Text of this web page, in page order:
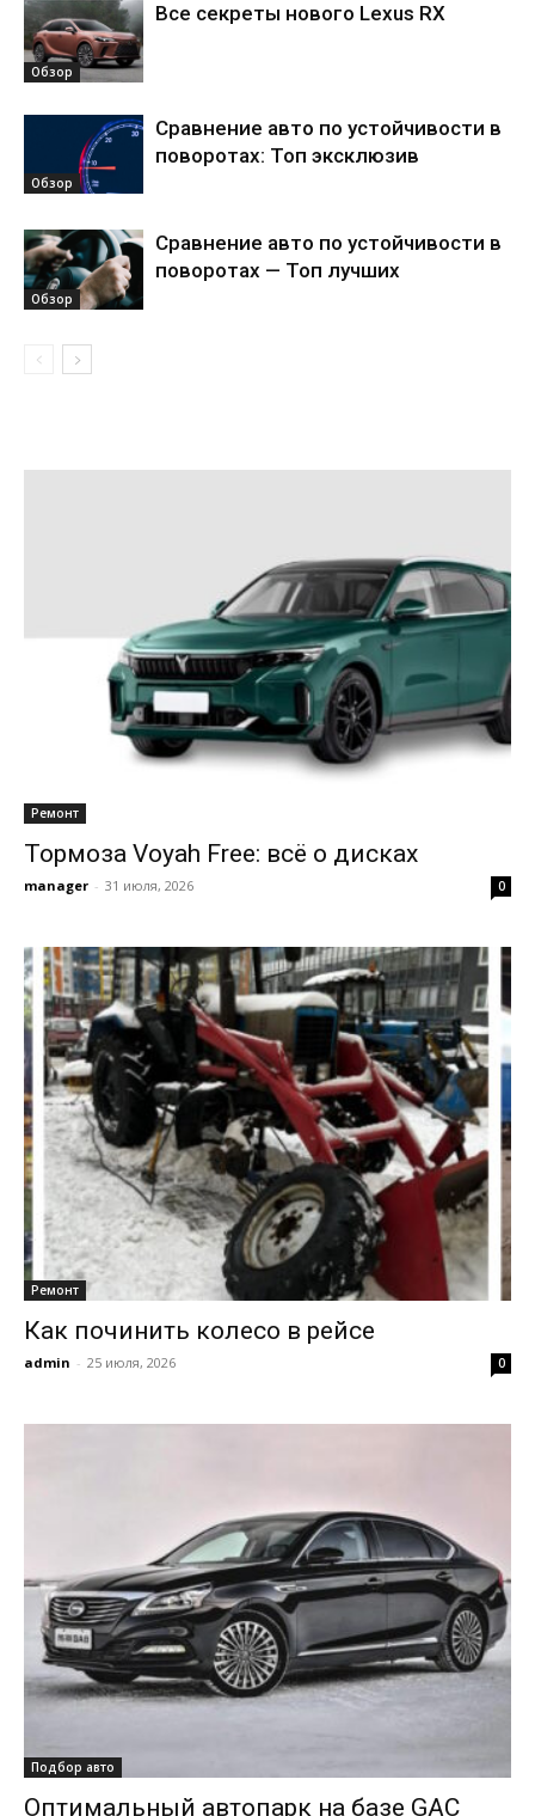
Обзор
Все секреты нового Lexus RX
Обзор
Сравнение авто по устойчивости в
поворотах: Топ эксклюзив
Обзор
Сравнение авто по устойчивости в
поворотах — Топ лучших
Ремонт
Тормоза Voyah Free: всё о дисках
manager - 31 июля, 2026 0
Ремонт
Как починить колесо в рейсе
admin - 25 июля, 2026 0
Подбор авто
Оптимальный автопарк на базе GAC